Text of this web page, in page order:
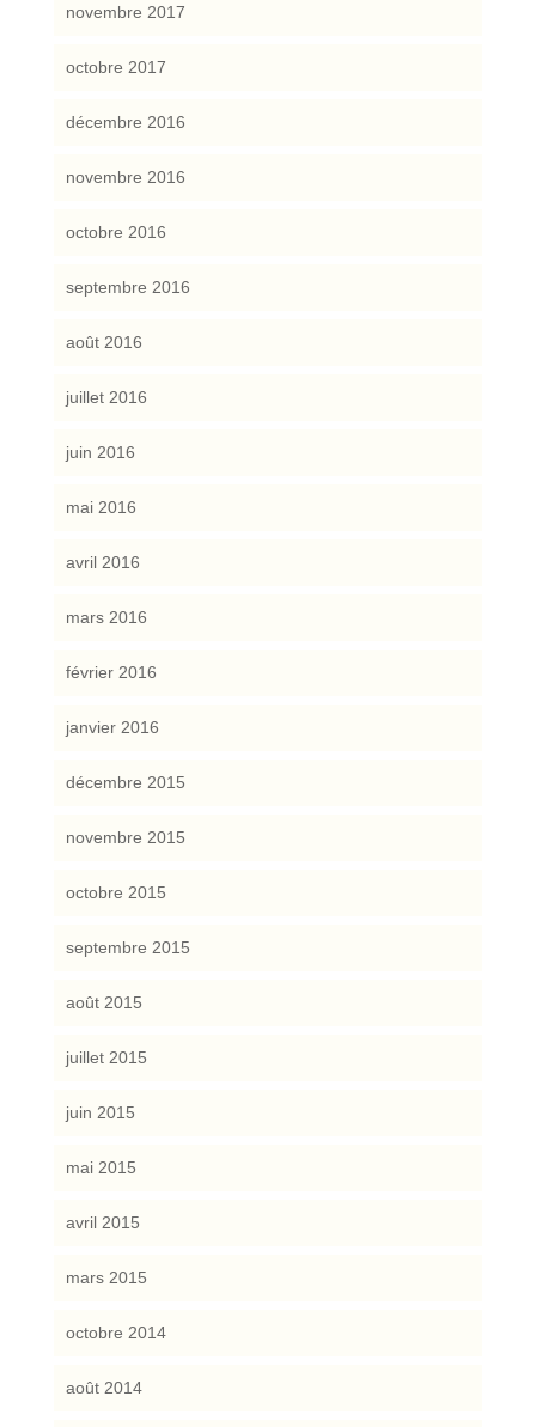
novembre 2017
octobre 2017
décembre 2016
novembre 2016
octobre 2016
septembre 2016
août 2016
juillet 2016
juin 2016
mai 2016
avril 2016
mars 2016
février 2016
janvier 2016
décembre 2015
novembre 2015
octobre 2015
septembre 2015
août 2015
juillet 2015
juin 2015
mai 2015
avril 2015
mars 2015
octobre 2014
août 2014